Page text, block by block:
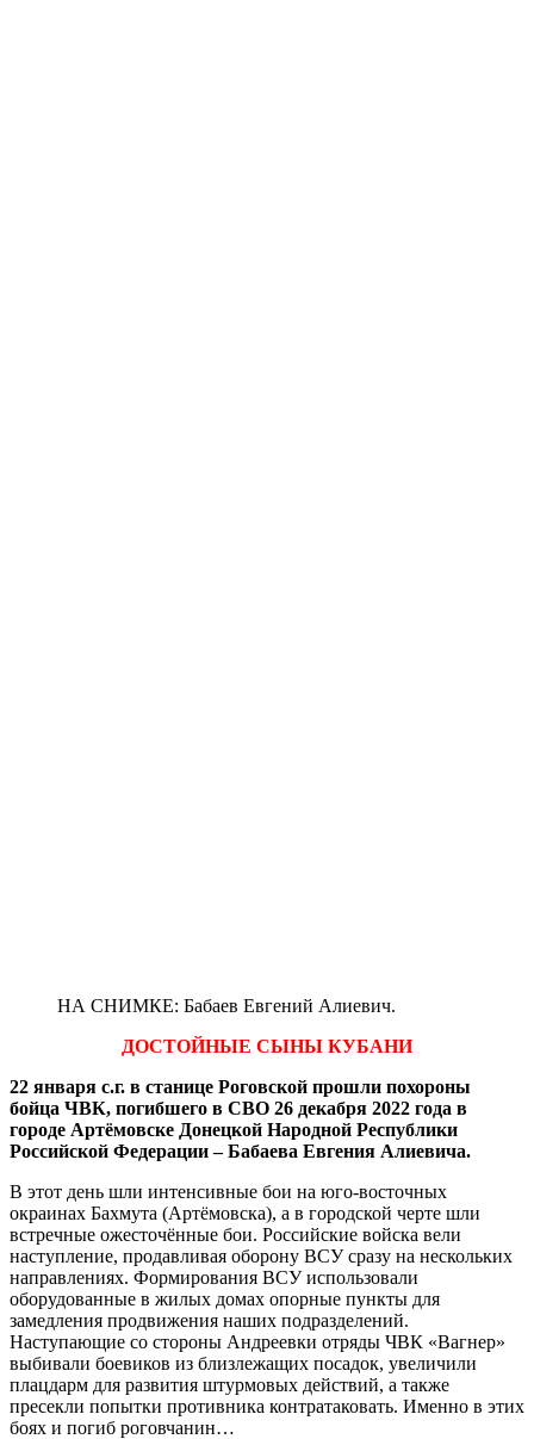
НА СНИМКЕ: Бабаев Евгений Алиевич.
ДОСТОЙНЫЕ СЫНЫ КУБАНИ
22 января с.г. в станице Роговской прошли похороны
бойца ЧВК, погибшего в СВО 26 декабря 2022 года в
городе Артёмовске Донецкой Народной Республики
Российской Федерации – Бабаева Евгения Алиевича.
В этот день шли интенсивные бои на юго-восточных
окраинах Бахмута (Артёмовска), а в городской черте шли
встречные ожесточённые бои. Российские войска вели
наступление, продавливая оборону ВСУ сразу на нескольких
направлениях. Формирования ВСУ использовали
оборудованные в жилых домах опорные пункты для
замедления продвижения наших подразделений.
Наступающие со стороны Андреевки отряды ЧВК «Вагнер»
выбивали боевиков из близлежащих посадок, увеличили
плацдарм для развития штурмовых действий, а также
пресекли попытки противника контратаковать. Именно в этих
боях и погиб роговчанин…